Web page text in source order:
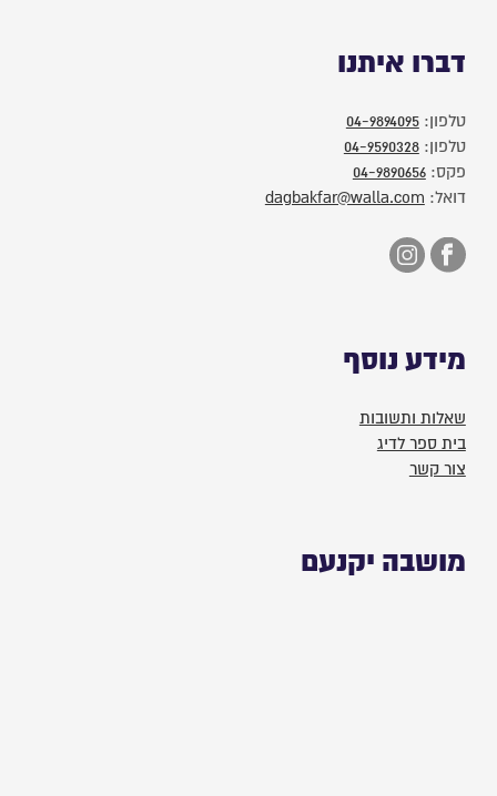
דברו איתנו
טלפון:04-9894095
טלפון:04-9590328
פקס:04-9890656
דואל: dagbakfar@walla.com
מידע נוסף
שאלות ותשובות
בית ספר לדיג
צור קשר
מושבה יקנעם